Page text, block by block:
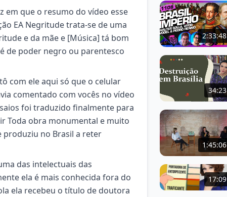
em que o resumo do vídeo esse
EA Negritude trata-se de uma
e da mãe e [Música] tá bom
de poder negro ou parentesco
com ele aqui só que o celular
comentado com vocês no vídeo
foi traduzido finalmente para
Toda obra monumental e muito
produziu no Brasil a reter
das intelectuais das
ela é mais conhecida fora do
ela recebeu o título de doutora
2:33:48
34:23
1:45:06
17:09